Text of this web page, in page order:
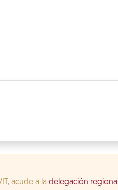
acude a la delegación regional